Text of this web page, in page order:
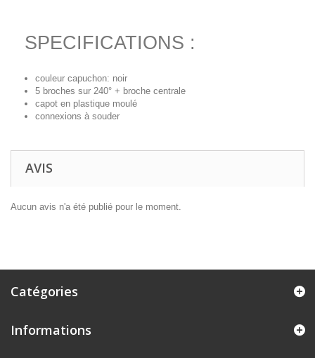
SPECIFICATIONS :
couleur capuchon: noir
5 broches sur 240° + broche centrale
capot en plastique moulé
connexions à souder
AVIS
Aucun avis n'a été publié pour le moment.
Catégories
Informations